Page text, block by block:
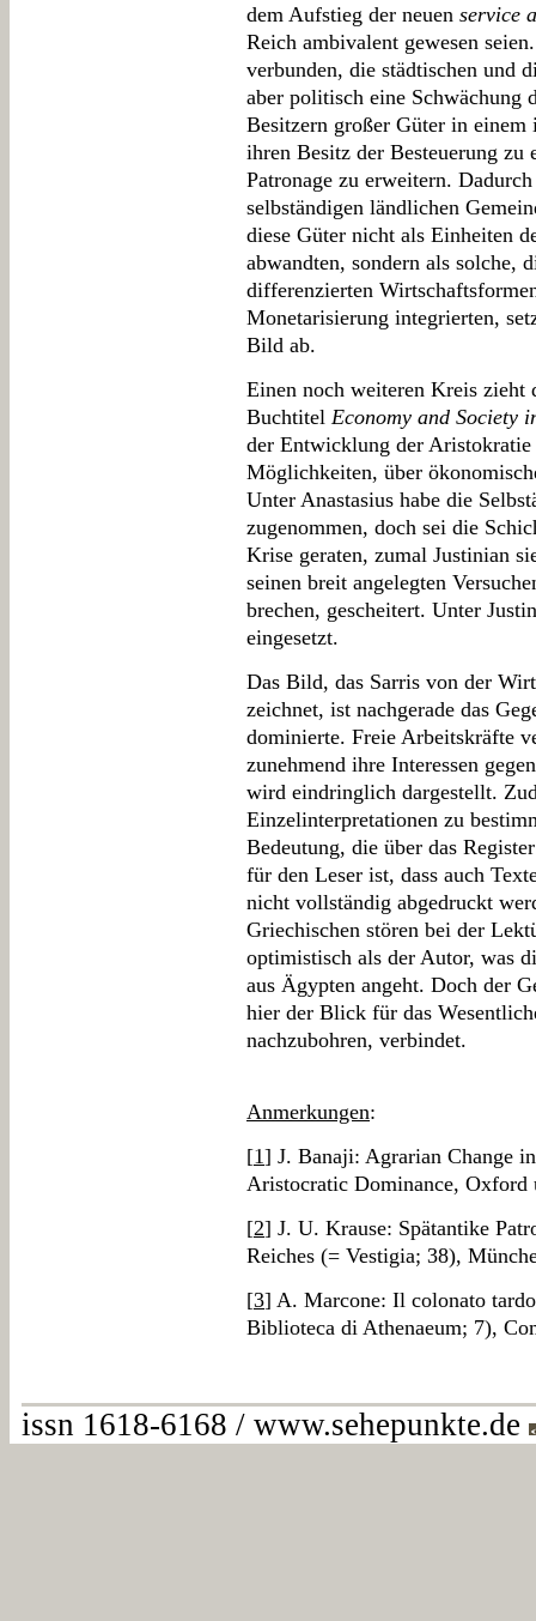
dem Aufstieg der neuen service
Reich ambivalent gewesen
verbunden, die städtischen und
aber politisch eine Schwächung
Besitzern großer Güter in einem
ihren Besitz der Besteuerung zu
Patronage zu erweitern.
selbständigen ländlichen
diese Güter nicht als Einheiten
abwandten, sondern als solche,
differenzierten
Monetarisierung integrierten,
Bild ab.
Einen noch weiteren Kreis zieht
Buchtitel Economy and Society
der Entwicklung der
Möglichkeiten, über
Unter Anastasius habe die
zugenommen, doch sei die
Krise geraten, zumal Justinian
seinen breit angelegten
brechen, gescheitert. Unter
eingesetzt.
Das Bild, das Sarris von der
zeichnet, ist nachgerade das
dominierte. Freie Arbeitskräfte
zunehmend ihre Interessen
wird eindringlich dargestellt.
Einzelinterpretationen zu
Bedeutung, die über das
für den Leser ist, dass auch
nicht vollständig abgedruckt
Griechischen stören bei der
optimistisch als der Autor, was
aus Ägypten angeht. Doch der
hier der Blick für das
nachzubohren, verbindet.
Anmerkungen:
[1] J. Banaji: Agrarian Change
Aristocratic Dominance, Oxford
[2] J. U. Krause: Spätantike
Reiches (= Vestigia; 38),
[3] A. Marcone: Il colonato
Biblioteca di Athenaeum; 7),
issn 1618-6168 / www.sehepunkte.de